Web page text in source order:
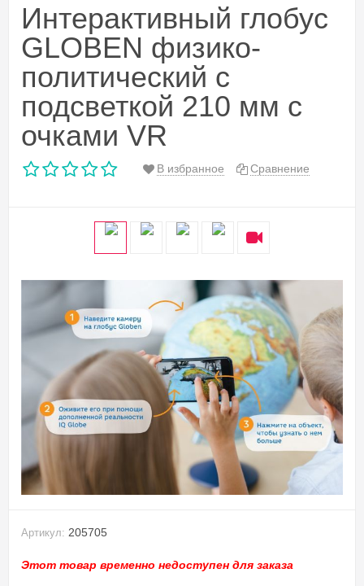
Интерактивный глобус
GLOBEN физико-
политический с
подсветкой 210 мм с
очками VR
В избранное Сравнение
Артикул: 205705
Этот товар временно недоступен для заказа